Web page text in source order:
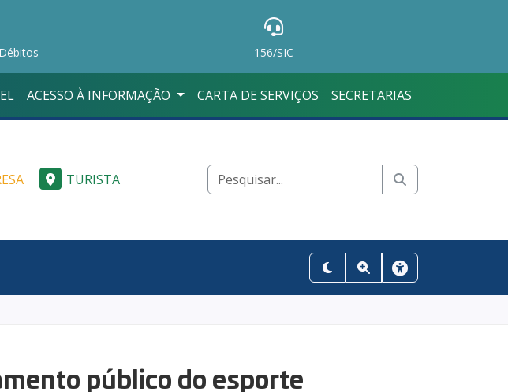
156/SIC
ACESSO À INFORMAÇÃO CARTA DE SERVIÇOS SECRETARIAS
TURISTA
público do esporte